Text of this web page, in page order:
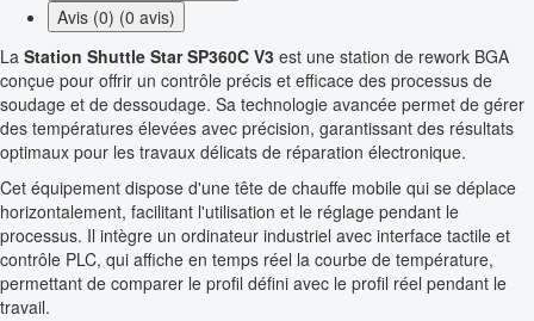
Avis (0) (0 avis)
La Station Shuttle Star SP360C V3 est une station de rework BGA
conçue pour offrir un contrôle précis et efficace des processus de
soudage et de dessoudage. Sa technologie avancée permet de gérer
des températures élevées avec précision, garantissant des résultats
optimaux pour les travaux délicats de réparation électronique.
Cet équipement dispose d'une tête de chauffe mobile qui se déplace
horizontalement, facilitant l'utilisation et le réglage pendant le
processus. Il intègre un ordinateur industriel avec interface tactile et
contrôle PLC, qui affiche en temps réel la courbe de température,
permettant de comparer le profil défini avec le profil réel pendant le
travail.